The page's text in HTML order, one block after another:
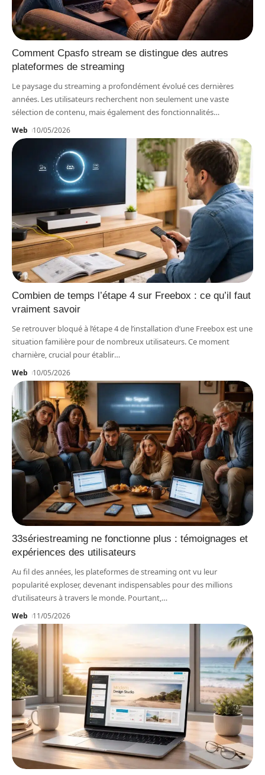
Comment Cpasfo stream se distingue des autres
plateformes de streaming
Le paysage du streaming a profondément évolué ces dernières
années. Les utilisateurs recherchent non seulement une vaste
sélection de contenu, mais également des fonctionnalités…
Web 10/05/2026
Combien de temps l’étape 4 sur Freebox : ce qu’il faut
vraiment savoir
Se retrouver bloqué à l’étape 4 de l’installation d’une Freebox est une
situation familière pour de nombreux utilisateurs. Ce moment
charnière, crucial pour établir…
Web 10/05/2026
33sériestreaming ne fonctionne plus : témoignages et
expériences des utilisateurs
Au fil des années, les plateformes de streaming ont vu leur
popularité exploser, devenant indispensables pour des millions
d’utilisateurs à travers le monde. Pourtant,…
Web 11/05/2026